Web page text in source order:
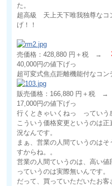
た。
超高級 天上天下唯我独尊なコ
げ！！
売価格：428,880 円＋税 →
40,000円の値下げっ
超可変式焦点距離機能付なコン
販売価格：166,880 円＋税 →
17,000円の値下げっ
行くときゃいくねっ っていう
こういう価格変更というのは
況なんです。
まぁ、営業の人間ていうのは
すからね。。
営業の人間ていうのは、高い
っていうのは実際無いんです。
だって、買っていただいたお